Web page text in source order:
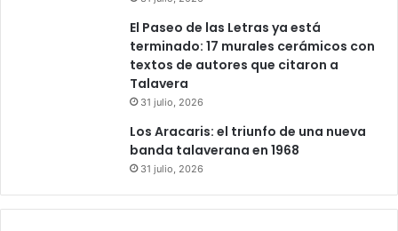
El Paseo de las Letras ya está
terminado: 17 murales cerámicos con
textos de autores que citaron a
Talavera
31 julio, 2026
Los Aracaris: el triunfo de una nueva
banda talaverana en 1968
31 julio, 2026